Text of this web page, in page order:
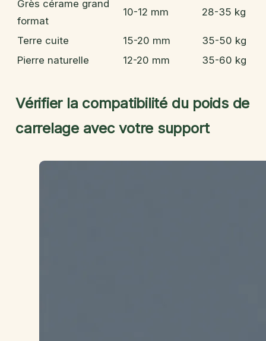
Grès cérame grand
format
10-12 mm 28-35 kg
Terre cuite 15-20 mm
35-50 kg
Pierre naturelle
12-20 mm 35-60 kg
Vérifier la compatibilité du poids de
carrelage avec votre support